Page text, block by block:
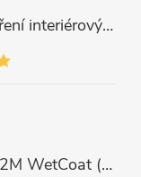
Koch Chemie Top Star 1 L – ošetření interiérových plastů, ochrana a matný vzhled
Rychloaplikační sealant Gyeon Q2M WetCoat (1 L)